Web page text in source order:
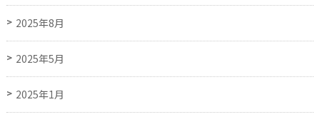
2025年8月
2025年5月
2025年1月